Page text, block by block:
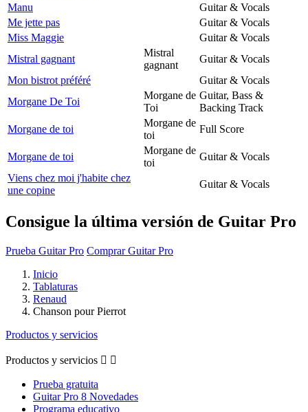
Manu
Guitar & Vocals
Me jette pas
Guitar & Vocals
Miss Maggie
Guitar & Vocals
Mistral gagnant
Mistral
gagnant
Guitar & Vocals
Mon bistrot préféré
Guitar & Vocals
Morgane De Toi
Morgane de
Toi
Guitar, Bass &
Backing Track
Morgane de toi
Morgane de
toi
Full Score
Morgane de toi
Morgane de
toi
Guitar & Vocals
Viens chez moi j'habite chez
une copine
Guitar & Vocals
Consigue la última versión de Guitar Pro
Prueba Guitar Pro Comprar Guitar Pro
Inicio
Tablaturas
Renaud
Chanson pour Pierrot
Productos y servicios
Productos y servicios  
Prueba gratuita
Guitar Pro 8 Novedades
Programa educativo